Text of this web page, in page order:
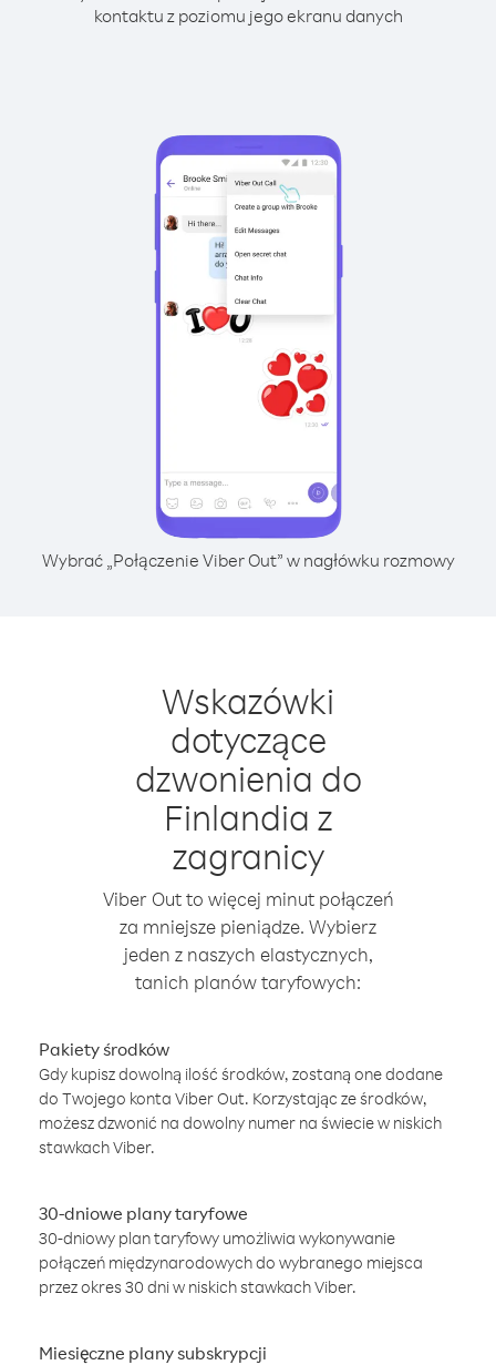
kontaktu z poziomu jego ekranu danych
Wybrać „Połączenie Viber Out” w nagłówku rozmowy
Wskazówki
dotyczące
dzwonienia do
Finlandia z
zagranicy
Viber Out to więcej minut połączeń
za mniejsze pieniądze. Wybierz
jeden z naszych elastycznych,
tanich planów taryfowych:
Pakiety środków
Gdy kupisz dowolną ilość środków, zostaną one dodane
do Twojego konta Viber Out. Korzystając ze środków,
możesz dzwonić na dowolny numer na świecie w niskich
stawkach Viber.
30-dniowe plany taryfowe
30-dniowy plan taryfowy umożliwia wykonywanie
połączeń międzynarodowych do wybranego miejsca
przez okres 30 dni w niskich stawkach Viber.
Miesięczne plany subskrypcji